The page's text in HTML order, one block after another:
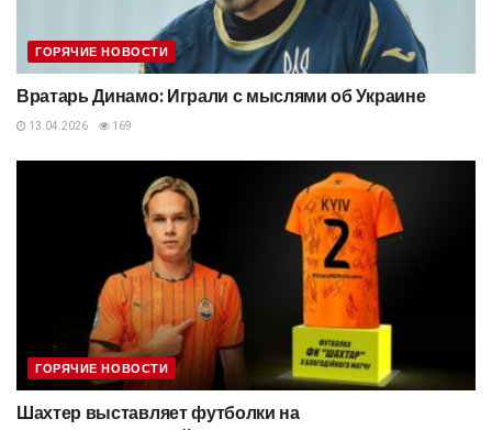
ГОРЯЧИЕ НОВОСТИ
Вратарь Динамо: Играли с мыслями об Украине
13.04.2026 169
ГОРЯЧИЕ НОВОСТИ
Шахтер выставляет футболки на